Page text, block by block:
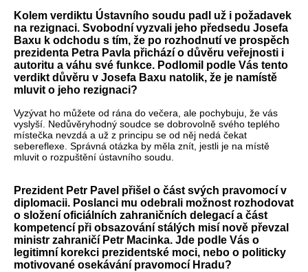
Kolem verdiktu Ústavního soudu padl už i požadavek
na rezignaci. Svobodní vyzvali jeho předsedu Josefa
Baxu k odchodu s tím, že po rozhodnutí ve prospěch
prezidenta Petra Pavla přichází o důvěru veřejnosti i
autoritu a váhu své funkce. Podlomil podle Vás tento
verdikt důvěru v Josefa Baxu natolik, že je namístě
mluvit o jeho rezignaci?
Vyzývat ho můžete od rána do večera, ale pochybuju, že vás
vyslyší. Nedůvěryhodný soudce se dobrovolně svého teplého
místečka nevzdá a už z principu se od něj nedá čekat
sebereflexe. Správná otázka by měla znít, jestli je na místě
mluvit o rozpuštění ústavního soudu.
Prezident Petr Pavel přišel o část svých pravomocí v
diplomacii. Poslanci mu odebrali možnost rozhodovat
o složení oficiálních zahraničních delegací a část
kompetencí při obsazování stálých misí nově převzal
ministr zahraničí Petr Macinka. Jde podle Vás o
legitimní korekci prezidentské moci, nebo o politicky
motivované osekávání pravomocí Hradu?